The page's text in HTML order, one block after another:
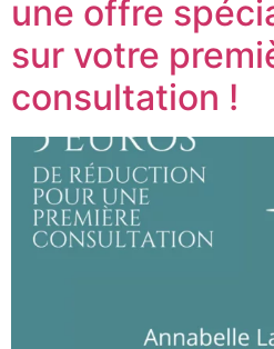
une offre
sur votre
consultation !